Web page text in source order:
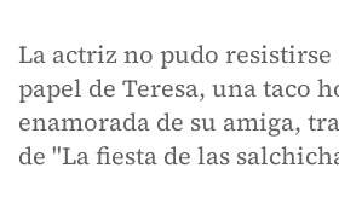
La actriz no pudo resistirse
papel de Teresa, una taco
enamorada de su amiga,
de "La fiesta de las